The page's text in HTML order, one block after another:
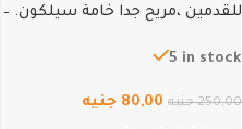
للقدمين ،مريح جدا خامة سيلكون. –
5 in stock
250,00 جنيه 80,00 جنيه